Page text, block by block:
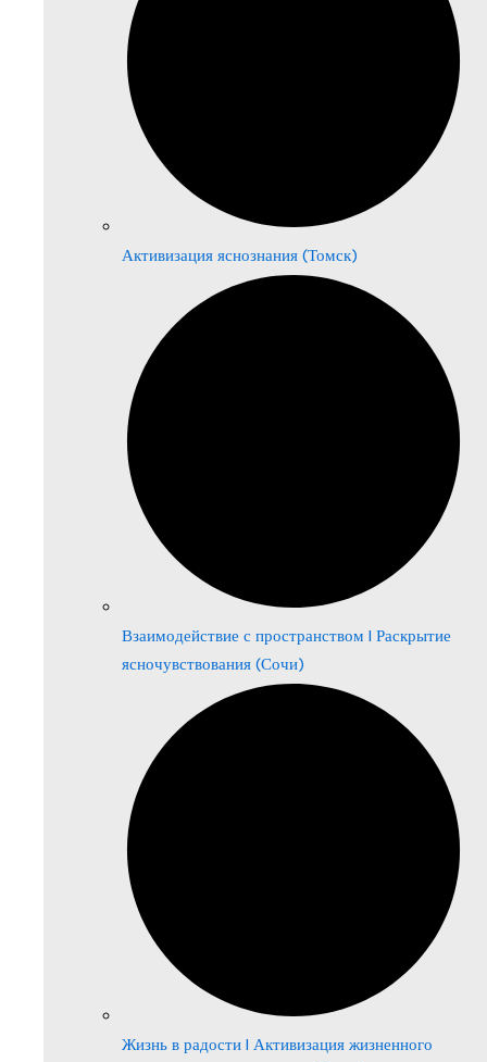
Активизация яснознания (Томск)
Взаимодействие с пространством | Раскрытие
ясночувствования (Сочи)
Жизнь в радости | Активизация жизненного